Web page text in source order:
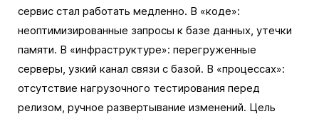
сервис стал работать медленно. В «коде»:
неоптимизированные запросы к базе данных, утечки
памяти. В «инфраструктуре»: перегруженные
серверы, узкий канал связи с базой. В «процессах»:
отсутствие нагрузочного тестирования перед
релизом, ручное развертывание изменений. Цель